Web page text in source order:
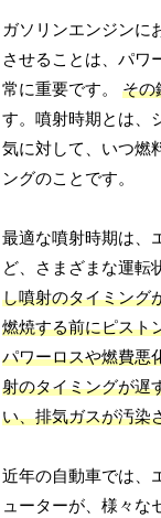
ガソリンエンジンに
させることは、パワ
常に重要です。その
す。噴射時期とは、
気に対して、いつ燃
ングのことです。
最適な噴射時期は、
ど、さまざまな運転
し噴射のタイミング
燃焼する前にピスト
パワーロスや燃費悪
射のタイミングが遅
い、排気ガスが汚染
近年の自動車では、
ューターが、様々な